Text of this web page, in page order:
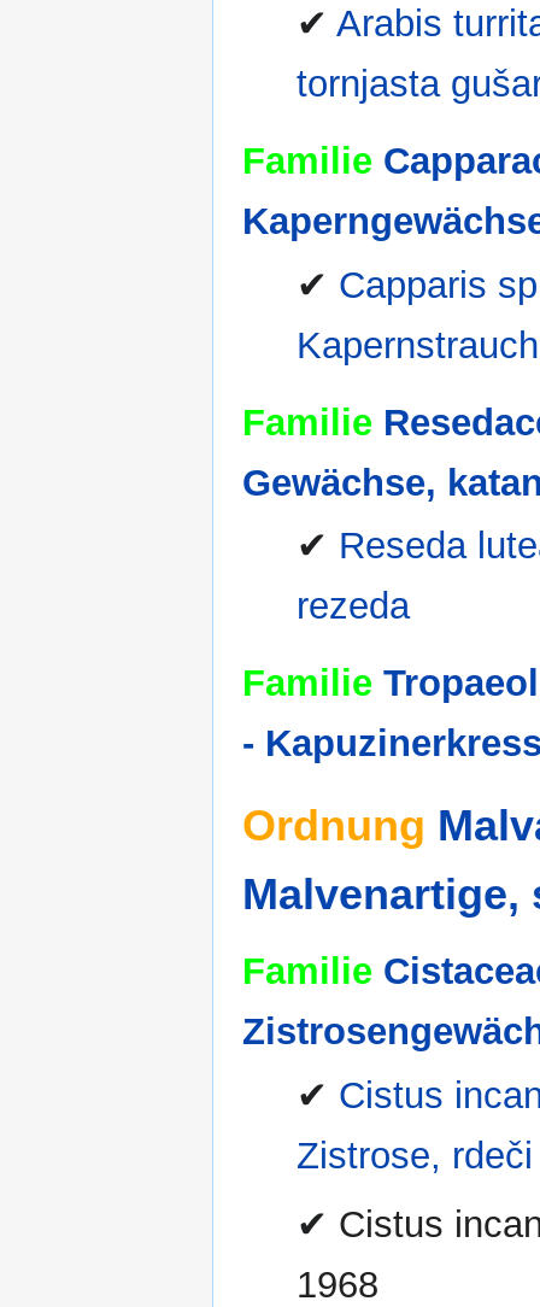
✔ Arabis
tornjasta
Familie
✔ Capparis
Familie
Gewächse,
✔ Reseda
rezeda
Familie
-
Ordnung
Malvenartige,
Familie
✔ Cistus
Zistrose,
✔ Cistus
1968